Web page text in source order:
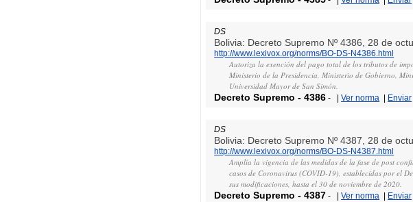
DS
Bolivia: Decreto Supremo Nº 4386, 28 de
http://www.lexivox.org/norms/BO-DS-N4386.html
Autoriza la exención del pago total de los tributos de
Ministerio de la Presidencia, Ministerio de Gobierno,
Universidad Mayor de San Simón.
Decreto Supremo -4386 - |Ver norma Enviar
DS
Bolivia: Decreto Supremo Nº 4387, 28 de
http://www.lexivox.org/norms/BO-DS-N4387.html
Amplía la vigencia de las medidas de la fase de post
casos de Coronavirus (COVID-19), establecidas por el
sus modificaciones, hasta el 30 de noviembre de 2020.
Decreto Supremo -4387 - |Ver norma Enviar